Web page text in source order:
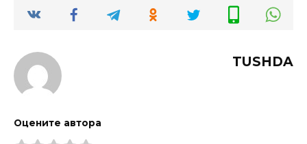
TUSHDA
Оцените автора